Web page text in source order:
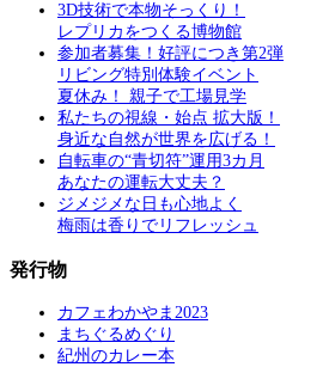
3D技術で本物そっくり！
レプリカをつくる博物館
参加者募集！好評につき第2弾
リビング特別体験イベント
夏休み！ 親子で工場見学
私たちの視線・始点 拡大版！
身近な自然が世界を広げる！
自転車の“青切符”運用3カ月
あなたの運転大丈夫？
ジメジメな日も心地よく
梅雨は香りでリフレッシュ
発行物
カフェわかやま2023
まちぐるめぐり
紀州のカレー本